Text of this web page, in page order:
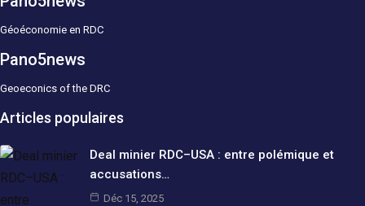
Géoéconomie en RDC
Pano5news
Geoeconics of the DRC
Articles populaires
Deal minier RDC–USA : entre polémique et
accusations…
Déc 15, 2025